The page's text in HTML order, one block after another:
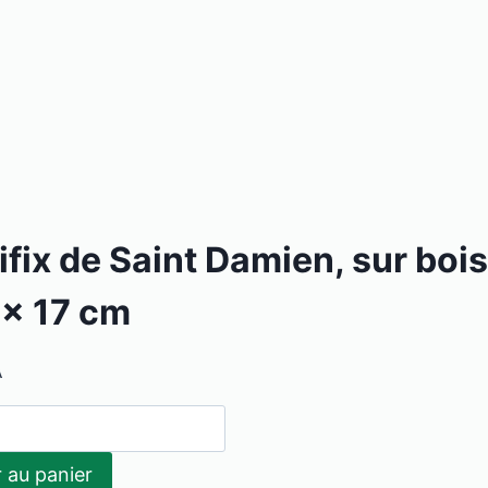
de Saint Damien, sur
17 cm
au panier